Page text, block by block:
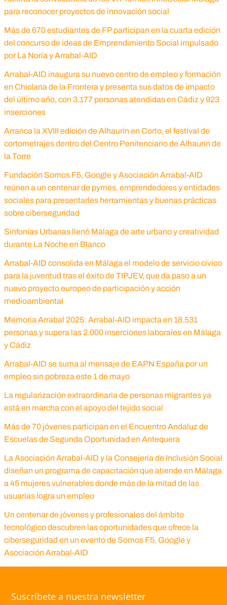
para reconocer proyectos de innovación social
Más de 670 estudiantes de FP participan en la cuarta edición
del concurso de ideas de Emprendimiento Social impulsado
por La Noria y Arrabal-AID
Arrabal-AID inaugura su nuevo centro de empleo y formación
en Chiclana de la Frontera y presenta sus datos de impacto
del último año, con 3.177 personas atendidas en Cádiz y 923
inserciones
Arranca la XVIII edición de Alhaurín en Corto, el festival de
cortometrajes dentro del Centro Penitenciario de Alhaurín de
la Torre
Fundación Somos F5, Google y Asociación Arrabal-AID
reúnen a un centenar de pymes, emprendedores y entidades
sociales para presentarles herramientas y buenas prácticas
sobre ciberseguridad
Sinfonías Urbanas llenó Málaga de arte urbano y creatividad
durante La Noche en Blanco
Arrabal-AID consolida en Málaga el modelo de servicio cívico
para la juventud tras el éxito de TIPJEV, que da paso a un
nuevo proyecto europeo de participación y acción
medioambiental
Memoria Arrabal 2025: Arrabal-AID impacta en 18.531
personas y supera las 2.000 inserciones laborales en Málaga
y Cádiz
Arrabal-AID se suma al mensaje de EAPN España por un
empleo sin pobreza este 1 de mayo
La regularización extraordinaria de personas migrantes ya
está en marcha con el apoyo del tejido social
Más de 70 jóvenes participan en el Encuentro Andaluz de
Escuelas de Segunda Oportunidad en Antequera
La Asociación Arrabal-AID y la Consejería de Inclusión Social
diseñan un programa de capacitación que atiende en Málaga
a 45 mujeres vulnerables donde más de la mitad de las
usuarias logra un empleo
Un centenar de jóvenes y profesionales del ámbito
tecnológico descubren las oportunidades que ofrece la
ciberseguridad en un evento de Somos F5, Google y
Asociación Arrabal-AID
Suscríbete a nuestra newsletter